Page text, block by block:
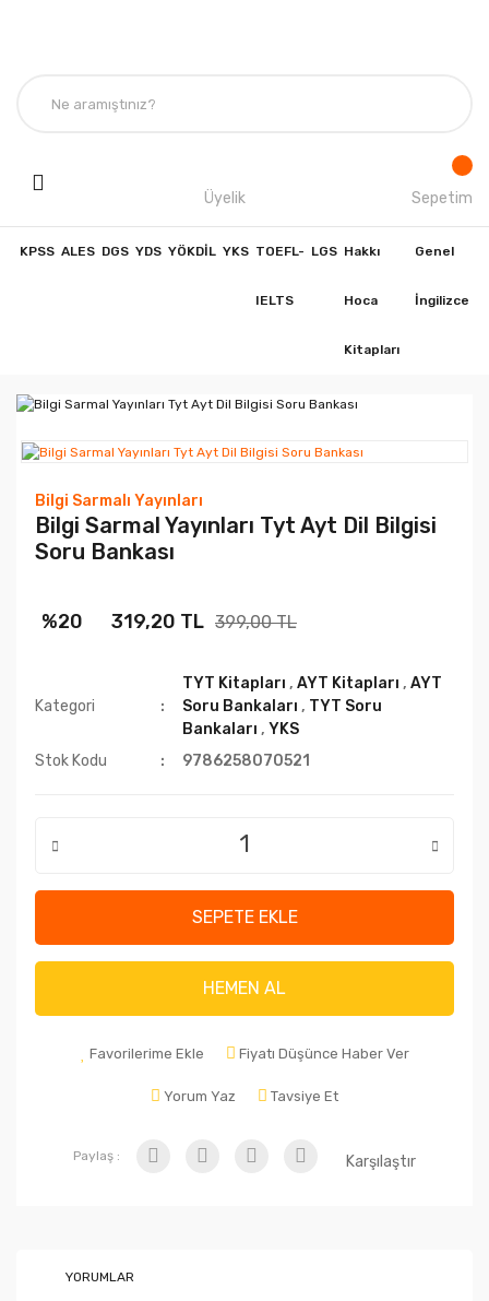
Üyelik Sepetim
KPSS ALES DGS YDS YÖKDİL YKS TOEFL-
IELTS
LGS Hakkı
Hoca
Kitapları
Genel
İngilizce
Bilgi Sarmalı Yayınları
Bilgi Sarmal Yayınları Tyt Ayt Dil Bilgisi
Soru Bankası
%20 319,20 TL 399,00 TL
Kategori
TYT Kitapları ,AYT Kitapları ,AYT
Soru Bankaları , TYT Soru
Bankaları ,YKS
Stok Kodu
9786258070521
SEPETE EKLE
HEMEN AL
Favorilerime Ekle Fiyatı Düşünce Haber Ver
Yorum Yaz Tavsiye Et
Paylaş : Karşılaştır
YORUMLAR